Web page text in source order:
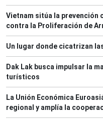
Vietnam sitúa la prevención
contra la Proliferación de
Un lugar donde cicatrizan
Dak Lak busca impulsar la
turísticos
La Unión Económica
regional y amplía la